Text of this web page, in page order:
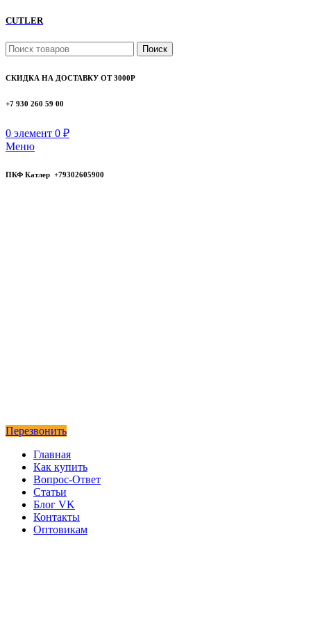
CUTLER
Поиск
СКИДКА НА ДОСТАВКУ ОТ 3000Р
+7 930 260 59 00
0 элемент 0 ₽
Меню
ПКФ Катлер +79302605900
Перезвонить
Главная
Как купить
Вопрос-Ответ
Статьи
Блог VK
Контакты
Оптовикам